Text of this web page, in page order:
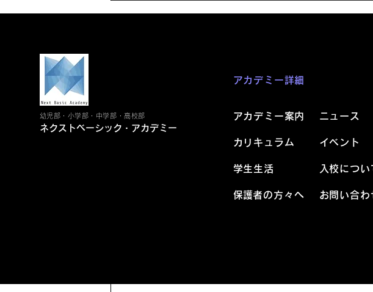
幼児部・小学部・中学部・高校部
ネクストベーシック・アカデミー
アカデミー詳細
アカデミー案内
カリキュラム
学生生活
​保護者の方々へ
ニュース
イベント
入校につい
お問い合わ